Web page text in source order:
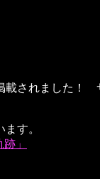
されました！
す。
」